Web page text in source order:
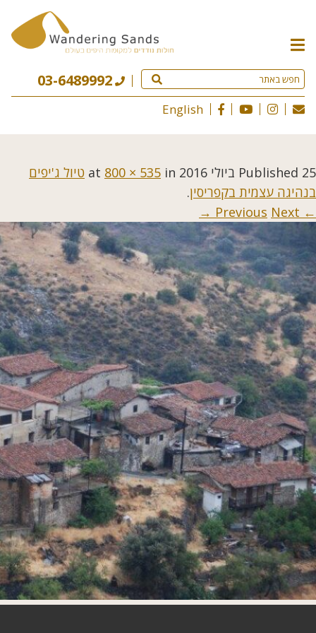
תפריט
האתר
03-6489992
English
Published 25 ביולי 2016 800 × 535 in
טיול ג'יפים
בנהיגה עצמית בקפריסין.
← Previous
Next →